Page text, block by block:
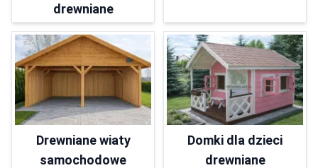
drewniane
Drewniane wiaty
samochodowe
Domki dla dzieci
drewniane